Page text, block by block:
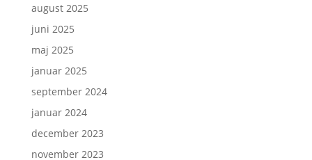
august 2025
juni 2025
maj 2025
januar 2025
september 2024
januar 2024
december 2023
november 2023